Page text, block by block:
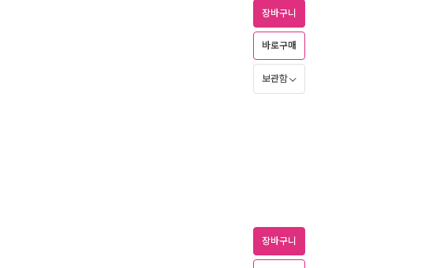
장바구니
바로구매
보관함
장바구니